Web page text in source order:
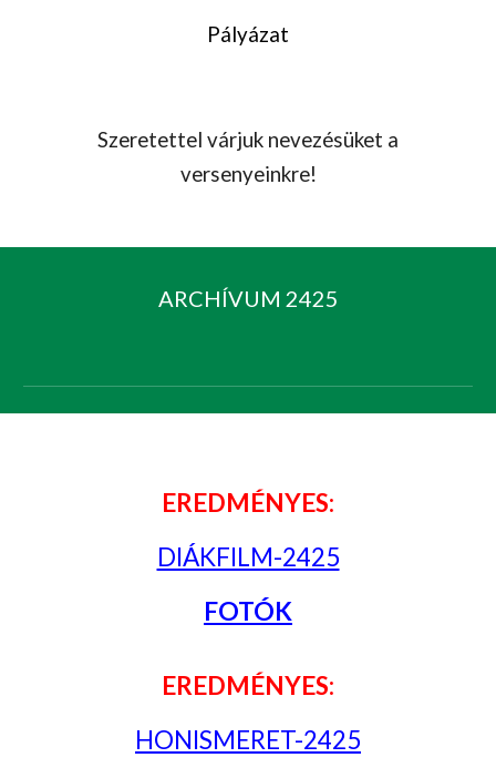
Pályázat
Szeretettel várjuk nevezésüket a
versenyeinkre!
ARCHÍVUM 2425
EREDMÉNYES:
DIÁKFILM-2425
FOTÓK
EREDMÉNYES:
HONISMERET-2425